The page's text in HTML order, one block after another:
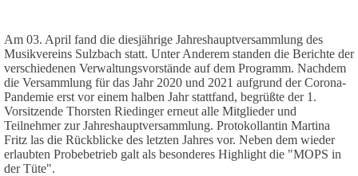
Am 03. April fand die diesjährige Jahreshauptversammlung des
Musikvereins Sulzbach statt. Unter Anderem standen die Berichte der
verschiedenen Verwaltungsvorstände auf dem Programm. Nachdem
die Versammlung für das Jahr 2020 und 2021 aufgrund der Corona-
Pandemie erst vor einem halben Jahr stattfand, begrüßte der 1.
Vorsitzende Thorsten Riedinger erneut alle Mitglieder und
Teilnehmer zur Jahreshauptversammlung. Protokollantin Martina
Fritz las die Rückblicke des letzten Jahres vor. Neben dem wieder
erlaubten Probebetrieb galt als besonderes Highlight die "MOPS in
der Tüte".